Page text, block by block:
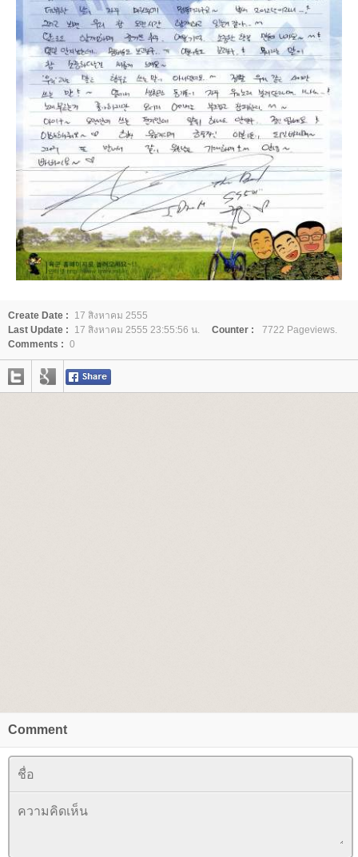
Create Date :
17 สิงหาคม 2555
Last Update :
17 สิงหาคม 2555 23:55:56 น. Counter :
7722 Pageviews.
Comments : 0
Comment